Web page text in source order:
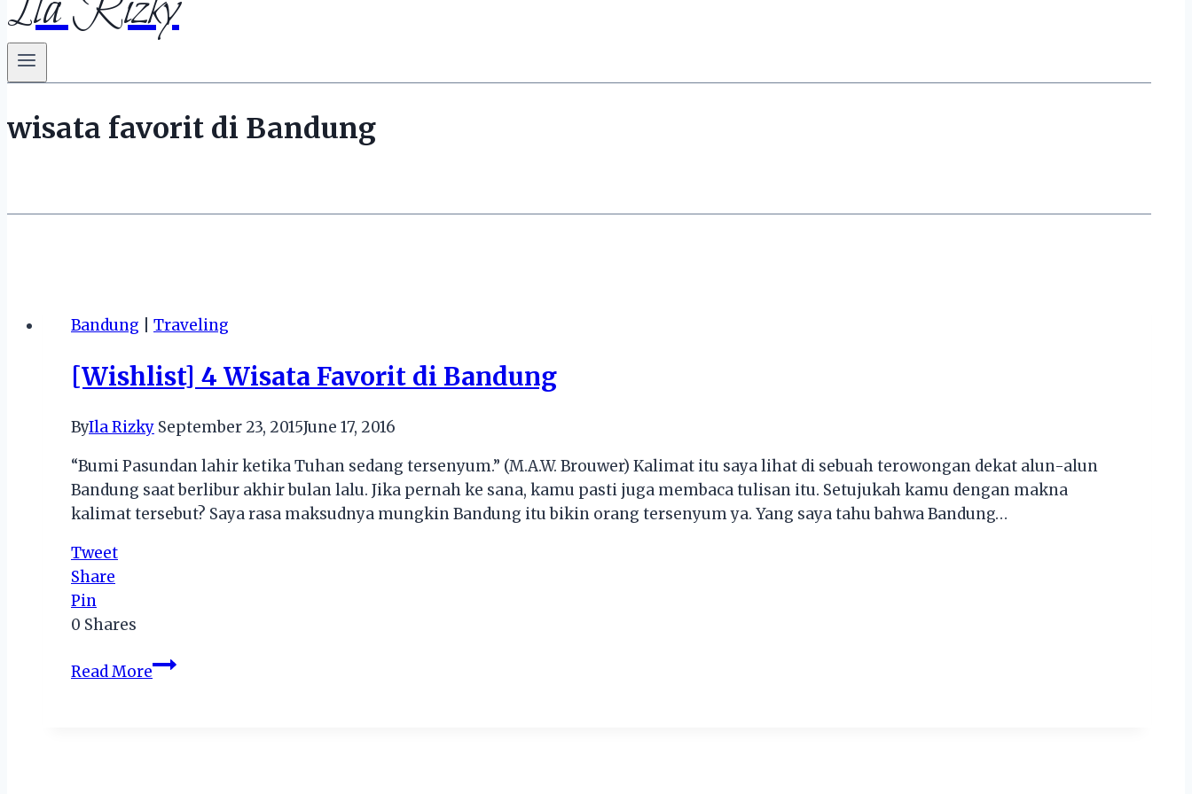
wisata favorit di Bandung
Bandung Traveling
[Wishlist] 4 Wisata Favorit di Bandung
ByIla Rizky September 23, 2015June 17, 2016
“Bumi Pasundan lahir ketika Tuhan sedang tersenyum.” (M.A.W. Brouwer) Kalimat itu saya lihat di sebuah terowongan dekat alun-alun
Bandung saat berlibur akhir bulan lalu. Jika pernah ke sana, kamu pasti juga membaca tulisan itu. Setujukah kamu dengan makna
kalimat tersebut? Saya rasa maksudnya mungkin Bandung itu bikin orang tersenyum ya. Yang saya tahu bahwa Bandung…
Tweet
Share
Pin
0 Shares
Read More[Wishlist]